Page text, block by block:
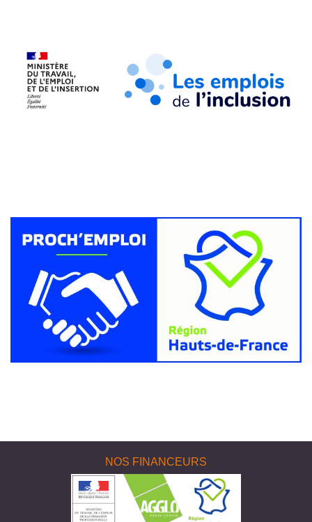
NOS FINANCEURS